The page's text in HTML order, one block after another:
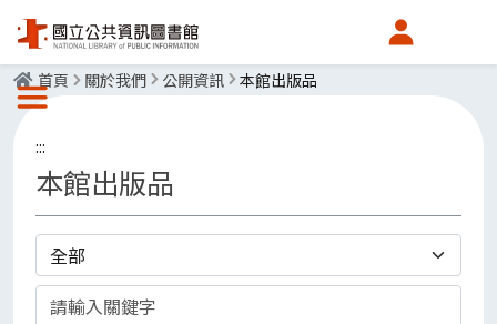
會員中心
選單按鈕
首頁 關於我們 公開資訊 本館出版品
:::
本館出版品
分類
關鍵字